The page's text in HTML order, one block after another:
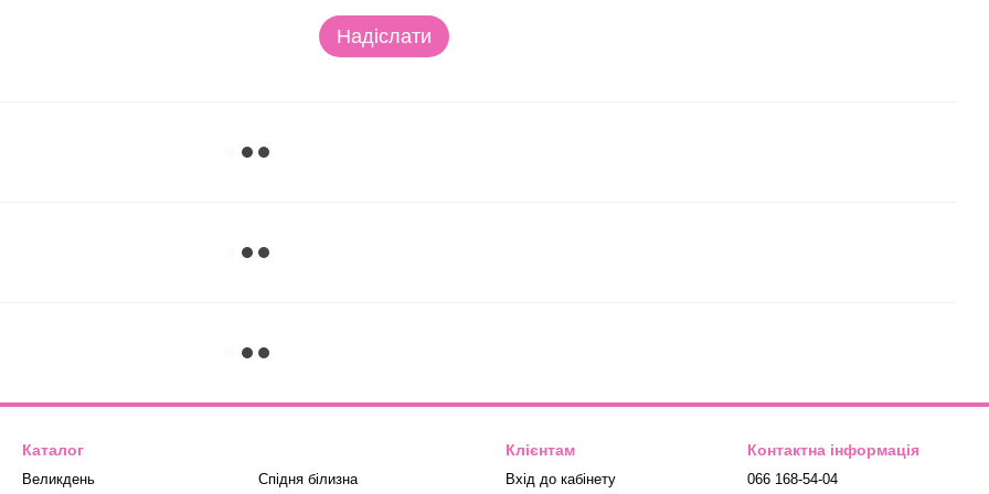
Надіслати
Каталог
Великдень Спідня білизна
Клієнтам
Вхід до кабінету
Контактна інформація
066 168-54-04